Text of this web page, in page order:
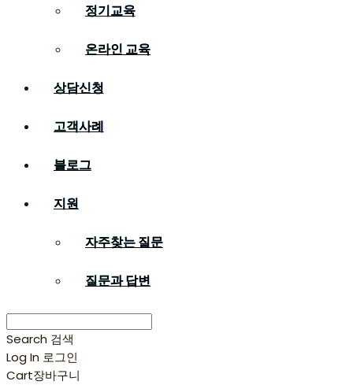
정기교육
온라인 교육
상담신청
고객사례
블로그
지원
자주찾는 질문
질문과 답변
Search 검색
Log In 로그인
Cart장바구니